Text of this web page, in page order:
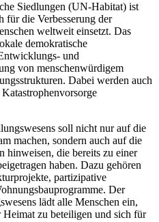
Siedlungen (UN-Habitat) ist
für die Verbesserung der
weltweit einsetzt. Das
demokratische
und
von menschenwürdigem
Dabei werden auch
soll nicht nur auf die
machen, sondern auch auf die
hinweisen, die bereits zu einer
haben. Dazu gehören
partizipative
Der
lädt alle Menschen ein,
zu beteiligen und sich für